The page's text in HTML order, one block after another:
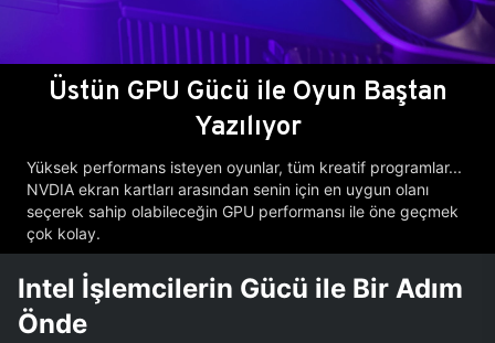
Üstün GPU Gücü ile Oyun Baştan
Yazılıyor
Yüksek performans isteyen oyunlar, tüm kreatif programlar...
NVDIA ekran kartları arasından senin için en uygun olanı
seçerek sahip olabileceğin GPU performansı ile öne geçmek
çok kolay.
Intel İşlemcilerin Gücü ile Bir Adım
Önde